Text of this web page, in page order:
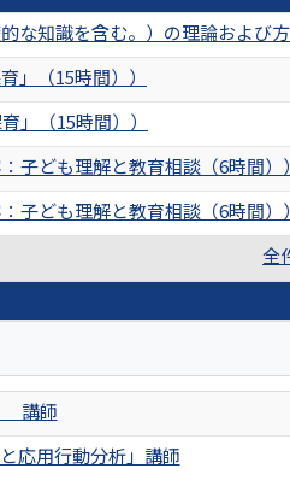
な知識を含む。）の理論および方
」（15時間））
」（15時間））
ども理解と教育相談（6時間））
ども理解と教育相談（6時間））
全
講師
応用行動分析」講師